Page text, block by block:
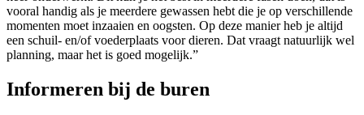
vooral handig als je meerdere gewassen hebt die je op verschillende
momenten moet inzaaien en oogsten. Op deze manier heb je altijd
een schuil- en/of voederplaats voor dieren. Dat vraagt natuurlijk wel
planning, maar het is goed mogelijk.”
Informeren bij de buren